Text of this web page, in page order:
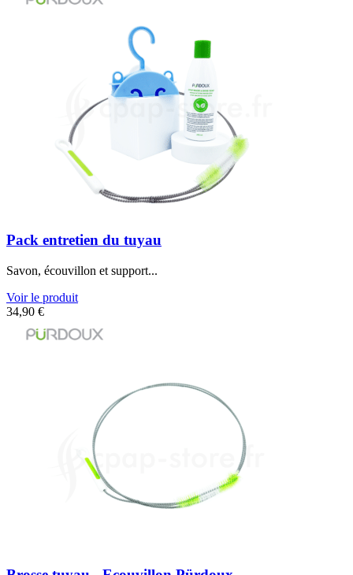
Pack entretien du tuyau
Savon, écouvillon et support...
Voir le produit
34,90 €